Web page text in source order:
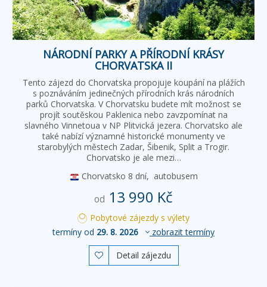
NÁRODNÍ PARKY A PŘÍRODNÍ KRÁSY
CHORVATSKA II
Tento zájezd do Chorvatska propojuje koupání na plážích
s poznáváním jedinečných přírodních krás národních
parků Chorvatska. V Chorvatsku budete mít možnost se
projít soutěskou Paklenica nebo zavzpomínat na
slavného Vinnetoua v NP Plitvická jezera. Chorvatsko ale
také nabízí významné historické monumenty ve
starobylých městech Zadar, Šibenik, Split a Trogir.
Chorvatsko je ale mezi…
Chorvatsko 8 dní, autobusem
od 13 990 Kč
Pobytové zájezdy s výlety
termíny od 29. 8. 2026 zobrazit termíny
 Detail zájezdu